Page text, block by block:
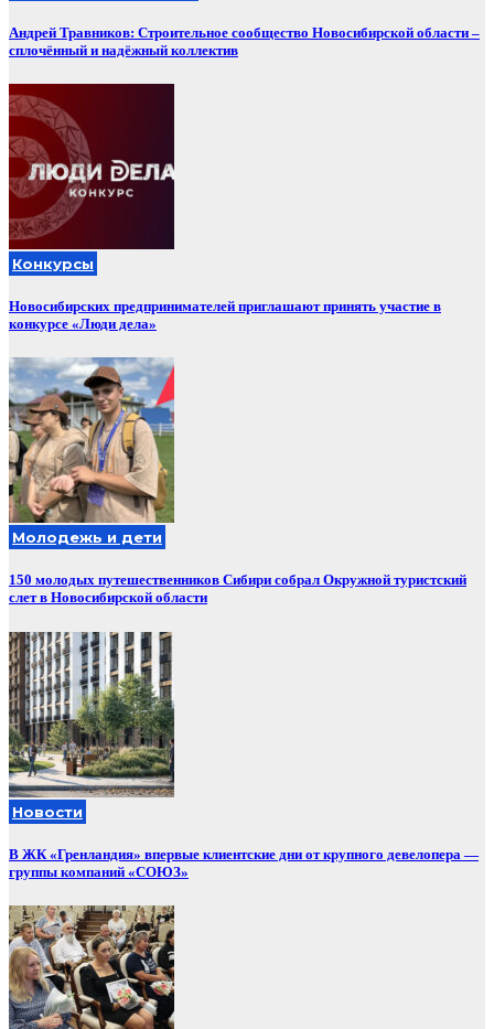
Андрей Травников: Строительное сообщество Новосибирской области –
сплочённый и надёжный коллектив
Конкурсы
Новосибирских предпринимателей приглашают принять участие в
конкурсе «Люди дела»
Молодежь и дети
150 молодых путешественников Сибири собрал Окружной туристский
слет в Новосибирской области
Новости
В ЖК «Гренландия» впервые клиентские дни от крупного девелопера —
группы компаний «СОЮЗ»